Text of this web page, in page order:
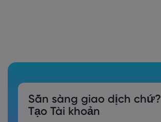
Sẵn sàng giao dịch chứ?
Tạo Tài khoản